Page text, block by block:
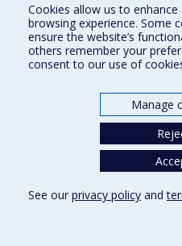
Inven_T
Consortium Santé Numérique
Cookies allow us to
browsing experience. Some
ensure the website’s
others remember your
consent to our use of
Manage
See our privacy policy and